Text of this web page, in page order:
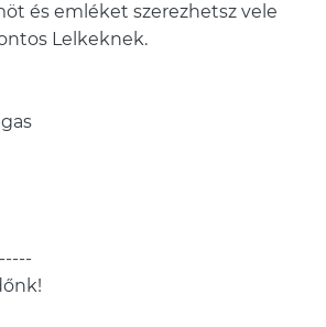
és emléket szerezhetsz vele
Lelkeknek.